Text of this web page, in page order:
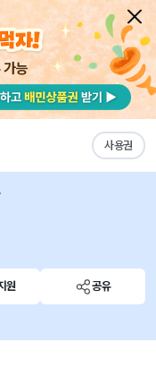
가능
사용권
원 공유